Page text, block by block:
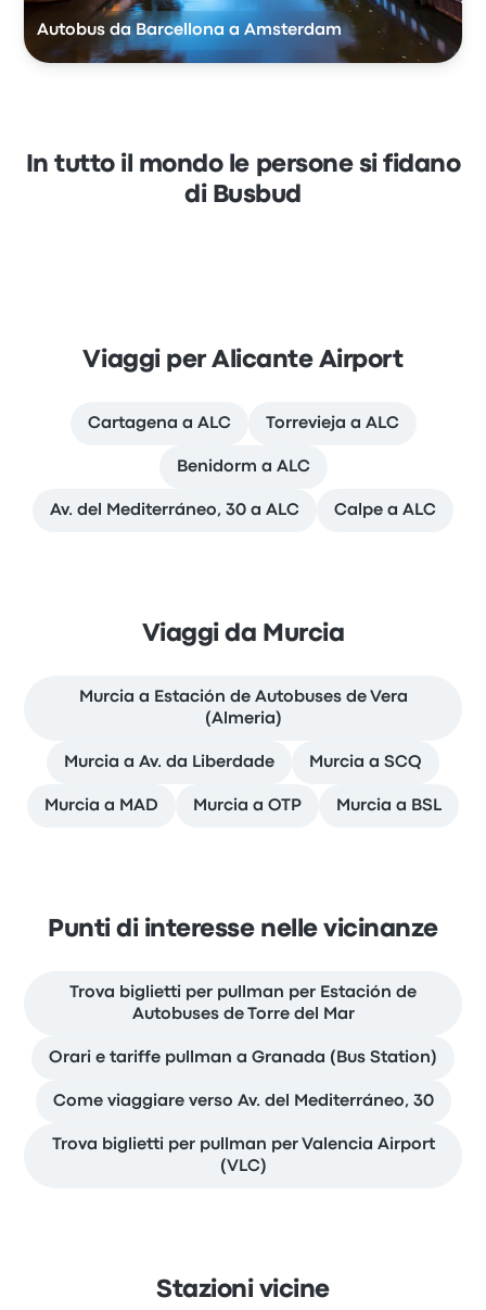
Autobus da Barcellona a Amsterdam
In tutto il mondo le persone si fidano
di Busbud
Viaggi per Alicante Airport
Cartagena a ALC Torrevieja a ALC
Benidorm a ALC
Av. del Mediterráneo, 30 a ALC Calpe a ALC
Viaggi da Murcia
Murcia a Estación de Autobuses de Vera
(Almeria)
Murcia a Av. da Liberdade Murcia a SCQ
Murcia a MAD Murcia a OTP Murcia a BSL
Punti di interesse nelle vicinanze
Trova biglietti per pullman per Estación de
Autobuses de Torre del Mar
Orari e tariffe pullman a Granada (Bus Station)
Come viaggiare verso Av. del Mediterráneo, 30
Trova biglietti per pullman per Valencia Airport
(VLC)
Stazioni vicine